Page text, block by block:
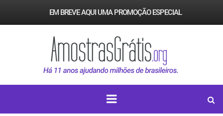
EM BREVE AQUI UMA PROMOÇÃO ESPECIAL